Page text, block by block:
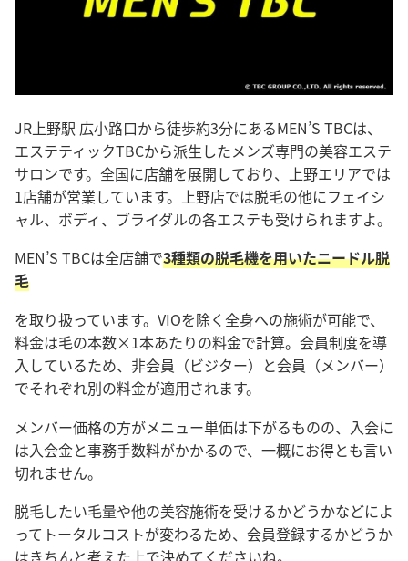
JR上野駅 広小路口から徒歩約3分にあるMEN’S TBCは、
エステティックTBCから派生したメンズ専門の美容エステ
サロンです。全国に店舗を展開しており、上野エリアでは
1店舗が営業しています。上野店では脱毛の他にフェイシ
ャル、ボディ、ブライダルの各エステも受けられますよ。
MEN’S TBCは全店舗で3種類の脱毛機を用いたニードル脱
毛
を取り扱っています。VIOを除く全身への施術が可能で、
料金は毛の本数×1本あたりの料金で計算。会員制度を導
入しているため、非会員（ビジター）と会員（メンバー）
でそれぞれ別の料金が適用されます。
メンバー価格の方がメニュー単価は下がるものの、入会に
は入会金と事務手数料がかかるので、一概にお得とも言い
切れません。
脱毛したい毛量や他の美容施術を受けるかどうかなどによ
ってトータルコストが変わるため、会員登録するかどうか
はきちんと考えた上で決めてくださいね。